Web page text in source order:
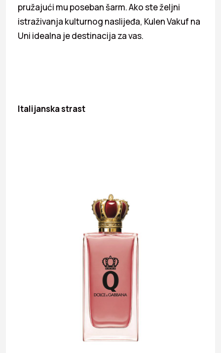
pružajući mu poseban šarm. Ako ste željni
istraživanja kulturnog naslijeđa, Kulen Vakuf na
Uni idealna je destinacija za vas.
Italijanska strast